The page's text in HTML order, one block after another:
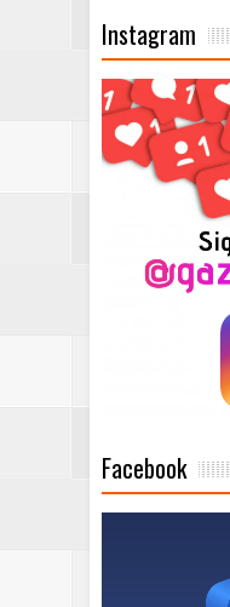
Instagram
Facebook